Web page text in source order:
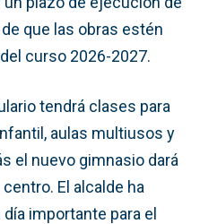
que las obras estén
curso 2026-2027.
tendrá clases para
aulas multiusos y
el nuevo gimnasio dará
El alcalde ha
importante para el